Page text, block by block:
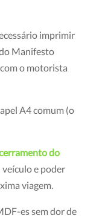
imprimir
Manifesto
o motorista
A4 comum (o
do
e poder
viagem.
es sem dor de